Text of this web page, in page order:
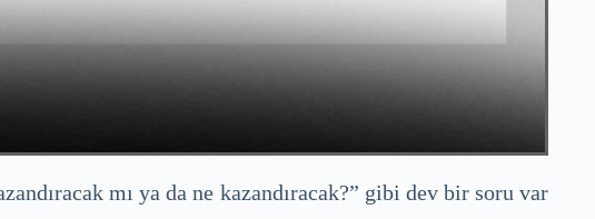
mı ya da ne kazandıracak?” gibi dev bir soru var